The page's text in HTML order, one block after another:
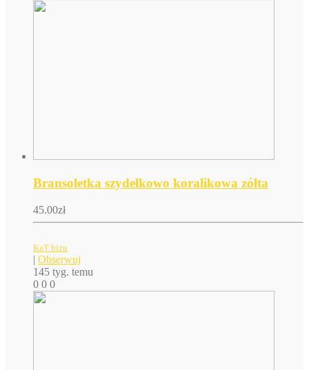
Bransoletka szydełkowo koralikowa zółta
45.00zł
KaT biżu
| Obserwuj
145 tyg. temu
0 0 0